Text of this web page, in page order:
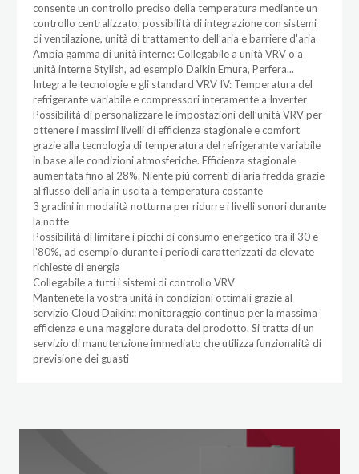
consente un controllo preciso della temperatura mediante un
controllo centralizzato; possibilità di integrazione con sistemi
di ventilazione, unità di trattamento dell’aria e barriere d'aria
Ampia gamma di unità interne: Collegabile a unità VRV o a
unità interne Stylish, ad esempio Daikin Emura, Perfera...
Integra le tecnologie e gli standard VRV IV: Temperatura del
refrigerante variabile e compressori interamente a Inverter
Possibilità di personalizzare le impostazioni dell’unità VRV per
ottenere i massimi livelli di efficienza stagionale e comfort
grazie alla tecnologia di temperatura del refrigerante variabile
in base alle condizioni atmosferiche. Efficienza stagionale
aumentata fino al 28%. Niente più correnti di aria fredda grazie
al flusso dell'aria in uscita a temperatura costante
3 gradini in modalità notturna per ridurre i livelli sonori durante
la notte
Possibilità di limitare i picchi di consumo energetico tra il 30 e
l'80%, ad esempio durante i periodi caratterizzati da elevate
richieste di energia
Collegabile a tutti i sistemi di controllo VRV
Mantenete la vostra unità in condizioni ottimali grazie al
servizio Cloud Daikin:: monitoraggio continuo per la massima
efficienza e una maggiore durata del prodotto. Si tratta di un
servizio di manutenzione immediato che utilizza funzionalità di
previsione dei guasti